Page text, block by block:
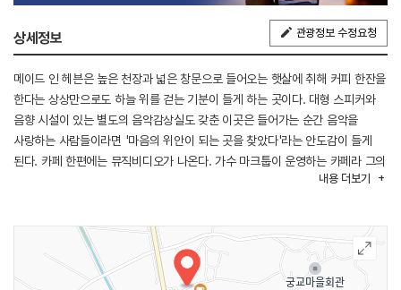
상세정보 관광정보 수정요청
메이드 인 헤븐은 높은 천장과 넓은 창문으로 들어오는 햇살에 취해 커피 한잔을
한다는 상상만으로도 하늘 위를 걷는 기분이 들게 하는 곳이다. 대형 스피커와
음향 시설이 있는 별도의 음악감상실도 갖춘 이곳은 들어가는 순간 음악을
사랑하는 사람들이라면 '마음의 위안이 되는 곳을 찾았다'라는 안도감이 들게
된다. 카페 한편에는 뮤직비디오가 나온다. 가수 마크툽이 운영하는 카페라 그의
작사와 멜로디에 영감이 된 음반과 공간미를 더욱 느낄 수 있다. 1층에는
바깥 풍경을 즐기면서 여유롭게 커피 마시기에 최고의 장소라 할 수 있다.
내용 더보기